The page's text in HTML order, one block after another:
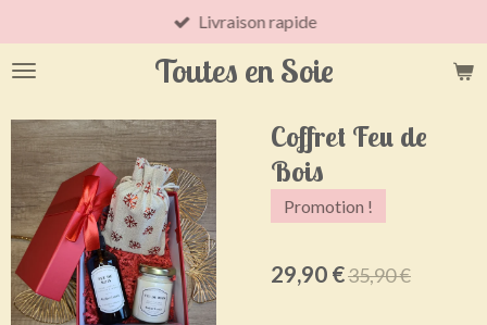
au
contenu
Toutes en Soie
Livraison rapide
Coffret Feu de
Bois
Promotion !
29,90 €35,90 €